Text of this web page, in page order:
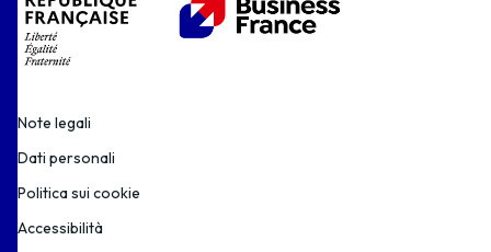
Note legali
Dati personali
Politica sui cookie
Accessibilità